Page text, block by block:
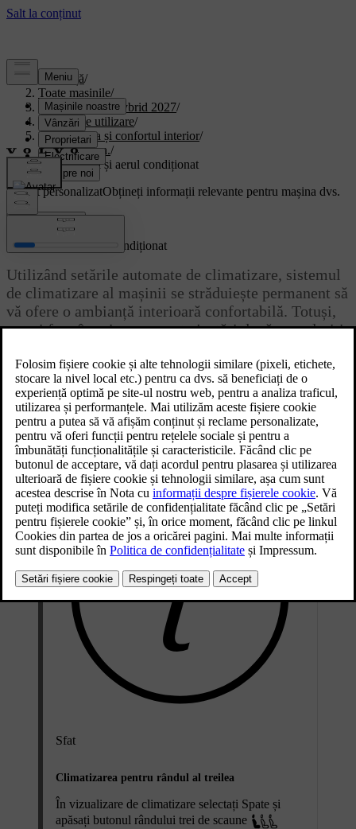
Asistență/
Toate mașinile/
XC90 Plug-in Hybrid 2027/
Manual de utilizare/
Climatizarea și confortul interior/
climatizarea./
Temperatura și aerul condiționat
Suport personalizatObțineți informații relevante pentru mașina dvs.
Conectează-te
Actualizat 04.04.2025
Temperatura și aerul condiționat
Utilizând setările automate de climatizare, sistemul
de climatizare al mașinii se străduiește permanent să
vă ofere o ambianță interioară confortabilă. Totuși,
puteți face în orice moment ajustări după cum doriți.
În majoritatea circumstanțelor, modul automat de climatizare asigură
o ambianță interioară confortabilă. Totuși, puteți face în orice
moment ajustări. De ex., puteți modifica setările de temperatură,
puteți seta ca zone de climatizare diferite să aibă reglajele proprii și
puteți schimba setările aerului condiționat.
Sfat
Climatizarea pentru rândul al treilea
În vizualizare de climatizare selectați Spate și
apăsați butonul rândului trei de scaune